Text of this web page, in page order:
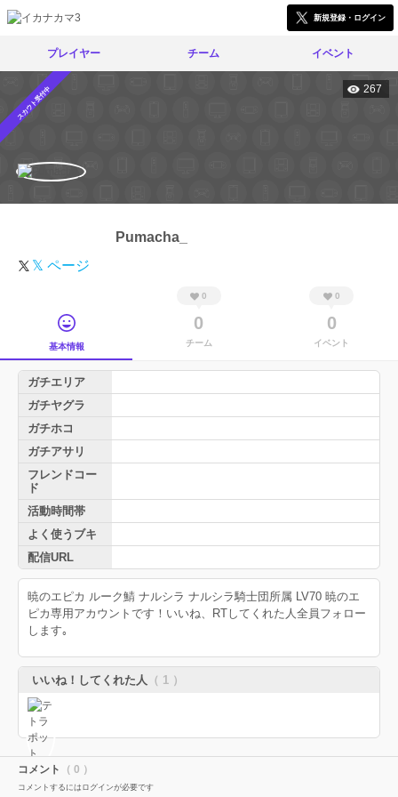
新規登録・ログイン
プレイヤー チーム イベント
スカウト受付中 267
Pumacha_
𝕏 ページ
基本情報
0
0
チーム
0
0
イベント
ガチエリア
ガチヤグラ
ガチホコ
ガチアサリ
フレンドコー
ド
活動時間帯
よく使うブキ
配信URL
暁のエピカ ルーク鯖 ナルシラ ナルシラ騎士団所属 LV70 暁のエ
ピカ専用アカウントです！いいね、RTしてくれた人全員フォロー
します｡
いいね！してくれた人 （ 1 ）
コメント （ 0 ）
コメントするにはログインが必要です